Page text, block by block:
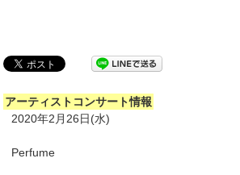
アーティストコンサート情報
2020年2月26日(水)
Perfume